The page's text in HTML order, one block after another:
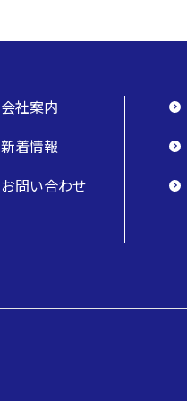
会社案内
新着情報
お問い合わせ